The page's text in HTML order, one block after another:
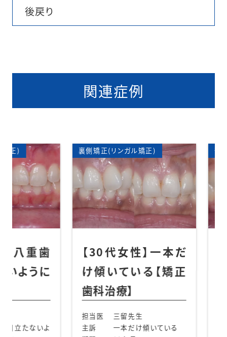
後戻り
関連症例
重歯
うに
ないよ
矯正歯科
裏側矯正(リンガル矯正)
【30代女性】一本だ
け傾いている【矯正
歯科治療】
担当医
三留先生
一本だけ傾いている
ハーフリ
矯正歯科
部分矯正